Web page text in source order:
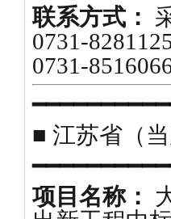
联系方式：
0731-
0731-
■ 江苏省（
项目名称：